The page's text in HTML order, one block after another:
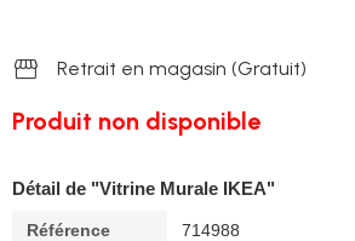
storefront Retrait en magasin (Gratuit)
Produit non disponible
Détail de "Vitrine Murale IKEA"
Référence 714988